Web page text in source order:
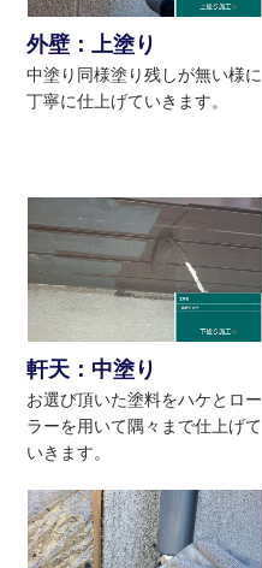
外壁：上塗り
中塗り同様塗り残しが無い様に
丁寧に仕上げていきます。
軒天：中塗り
お選び頂いた塗料をハケとロー
ラーを用いて隅々まで仕上げて
いきます。